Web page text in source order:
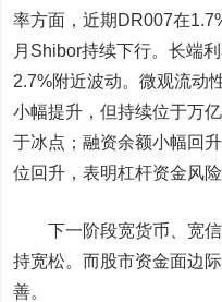
率方面，近期DR007在
月Shibor持续下行。长端
2.7%附近波动。微观流动
小幅提升，但持续位于万
于冰点；融资余额小幅回
位回升，表明杠杆资金风险
下一阶段宽货币、宽信
持宽松。而股市资金面边
善。